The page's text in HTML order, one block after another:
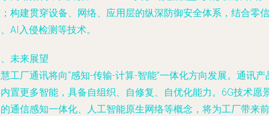
构建贯穿设备、网络、应用层的纵深防御安全体系，结合零信
AI入侵检测等技术。
未来展望
工厂通讯将向“感知-传输-计算-智能”一体化方向发展。通讯产
置更多智能，具备自组织、自修复、自优化能力。6G技术愿
通信感知一体化、人工智能原生网络等概念，将为工厂带来前